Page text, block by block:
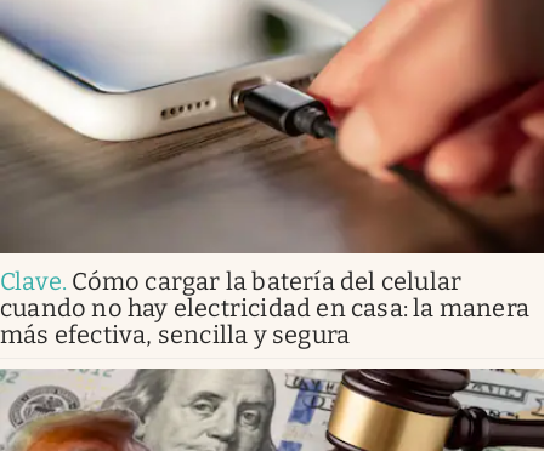
Clave. Cómo cargar la batería del celular
cuando no hay electricidad en casa: la manera
más efectiva, sencilla y segura